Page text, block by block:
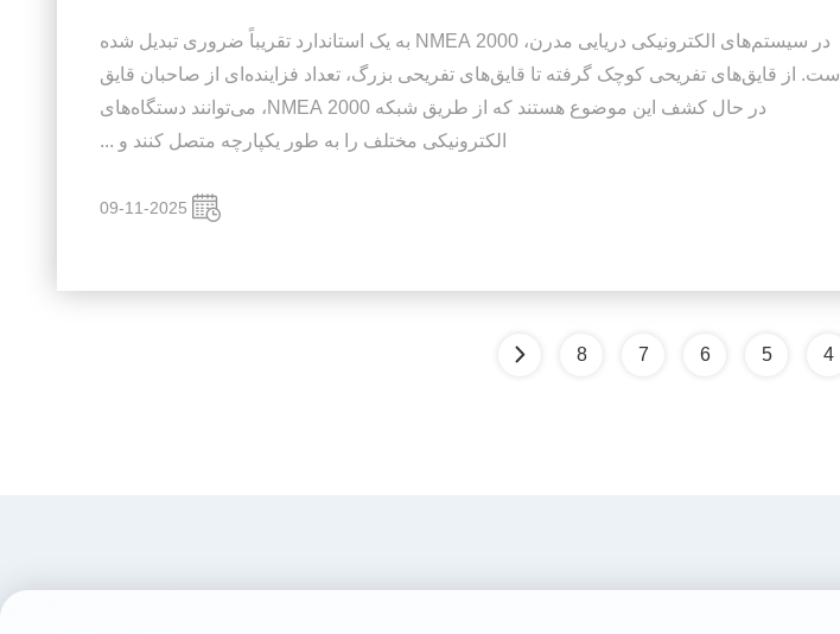
در سیستم‌های الکترونیکی دریایی مدرن، NMEA 2000 به یک استاندارد تقریباً ضروری تبدیل شده
است. از قایق‌های تفریحی کوچک گرفته تا قایق‌های تفریحی بزرگ، تعداد فزاینده‌ای از صاحبان قایق
در حال کشف این موضوع هستند که از طریق شبکه NMEA 2000، می‌توانند دستگاه‌های
الکترونیکی مختلف را به طور یکپارچه متصل کنند و ...
09-11-2025
4
5
6
7
8